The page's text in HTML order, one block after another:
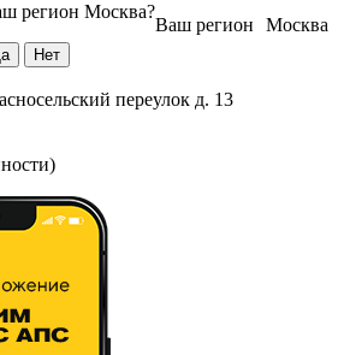
Москва
Ваш регион
регион Москва?
переулок д. 13